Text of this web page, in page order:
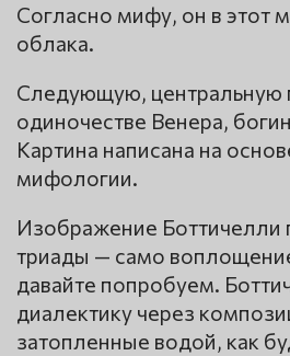
Согласно мифу, он в этот
облака.
Следующую, центральную
одиночестве Венера,
Картина написана на
мифологии.
Изображение Боттичелли
триады — само
давайте попробуем.
диалектику через
затопленные водой, как